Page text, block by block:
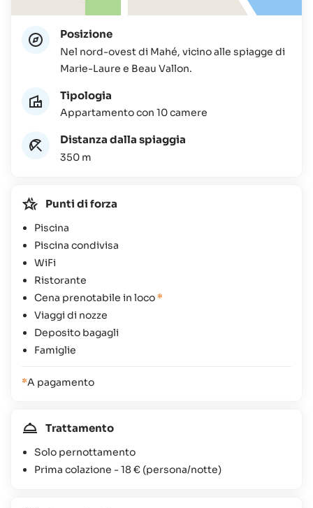
Posizione
Nel nord-ovest di Mahé, vicino alle spiagge di
Marie-Laure e Beau Vallon.
Tipologia
Appartamento con 10 camere
Distanza dalla spiaggia
350 m
Punti di forza
Piscina
Piscina condivisa
WiFi
Ristorante
Cena prenotabile in loco*
Viaggi di nozze
Deposito bagagli
Famiglie
*A pagamento
Trattamento
Solo pernottamento
Prima colazione - 18 € (persona/notte)